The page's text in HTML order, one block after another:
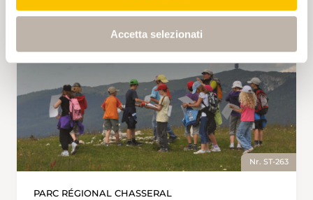
Accetta selezionati
Nr. ST-263
PARC RÉGIONAL CHASSERAL